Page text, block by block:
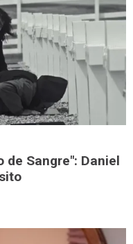
de Sangre": Daniel